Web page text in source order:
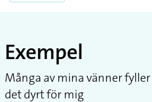
Exempel
Många av mina vänner
det dyrt för mig